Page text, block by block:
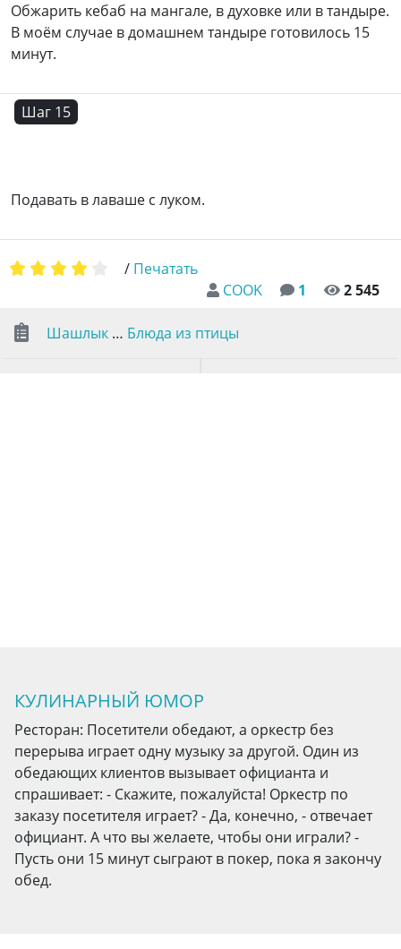
Обжарить кебаб на мангале, в духовке или в тандыре.
В моём случае в домашнем тандыре готовилось 15
минут.
Шаг 15
Подавать в лаваше с луком.
COOK 1 2 545
/ Печатать
Шашлык … Блюда из птицы
КУЛИНАРНЫЙ ЮМОР
Ресторан: Посетители обедают, а оркестр без
перерыва играет одну музыку за другой. Один из
обедающих клиентов вызывает официанта и
спрашивает: - Скажите, пожалуйста! Оркестр по
заказу посетителя играет? - Да, конечно, - отвечает
официант. А что вы желаете, чтобы они играли? -
Пусть они 15 минут сыграют в покер, пока я закончу
обед.